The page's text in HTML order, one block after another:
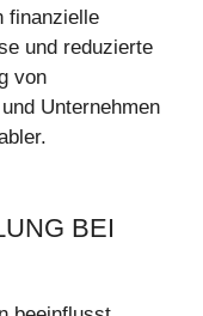
finanzielle
und reduzierte
von
Unternehmen
BEI